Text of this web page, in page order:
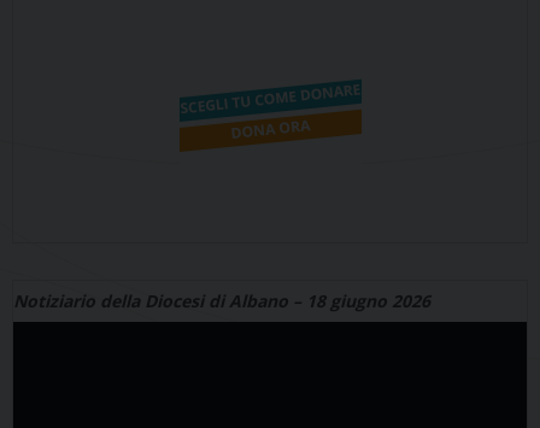
Notiziario della Diocesi di Albano – 18 giugno 2026